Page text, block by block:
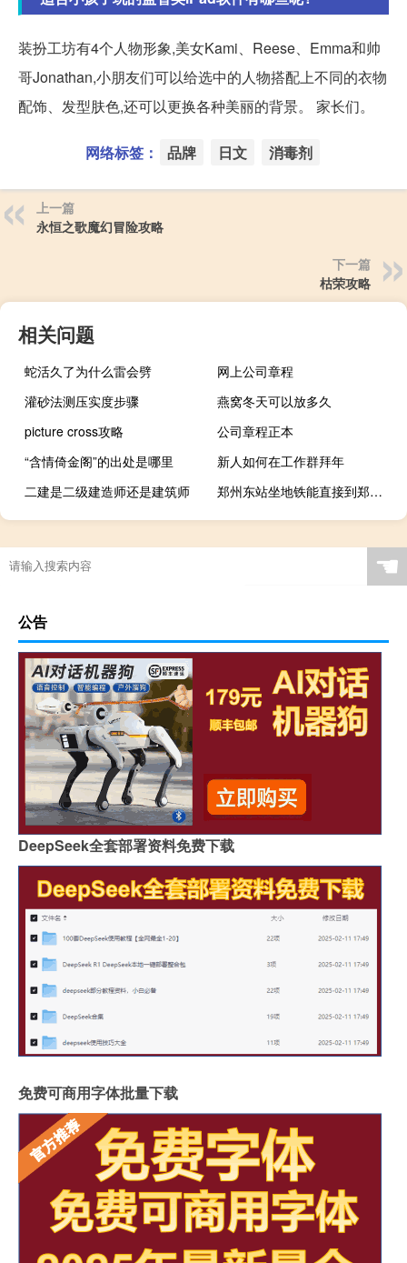
装扮工坊有4个人物形象,美女Kami、Reese、Emma和帅
哥Jonathan,小朋友们可以给选中的人物搭配上不同的衣物
配饰、发型肤色,还可以更换各种美丽的背景。 家长们。
网络标签： 品牌 日文 消毒剂
上一篇
永恒之歌魔幻冒险攻略
下一篇
枯荣攻略
相关问题
蛇活久了为什么雷会劈
网上公司章程
灌砂法测压实度步骤
燕窝冬天可以放多久
picture cross攻略
公司章程正本
“含情倚金阁”的出处是哪里
新人如何在工作群拜年
二建是二级建造师还是建筑师
郑州东站坐地铁能直接到郑州站吗
☚
公告
DeepSeek全套部署资料免费下载
免费可商用字体批量下载